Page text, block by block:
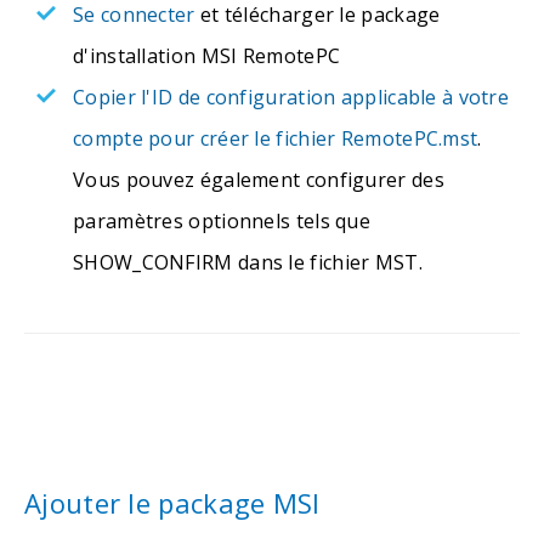
Se connecter et télécharger le package
d'installation MSI RemotePC
Copier l'ID de configuration applicable à votre
compte pour créer le fichier RemotePC.mst.
Vous pouvez également configurer des
paramètres optionnels tels que
SHOW_CONFIRM dans le fichier MST.
Ajouter le package MSI